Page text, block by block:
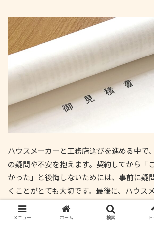
ハウスメーカーと工務店選びを進める中で
の疑問や不安を抱えます。契約してから「
かった」と後悔しないためには、事前に疑
くことがとても大切です。最後に、ハウス
選びに関するよくある質問とその回答を紹
メニュー ホーム 検索